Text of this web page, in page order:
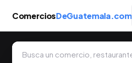
ComerciosDeGuatemala.com